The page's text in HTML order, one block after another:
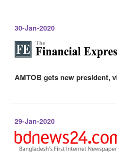
30-Jan-2020
AMTOB gets new president,
29-Jan-2020